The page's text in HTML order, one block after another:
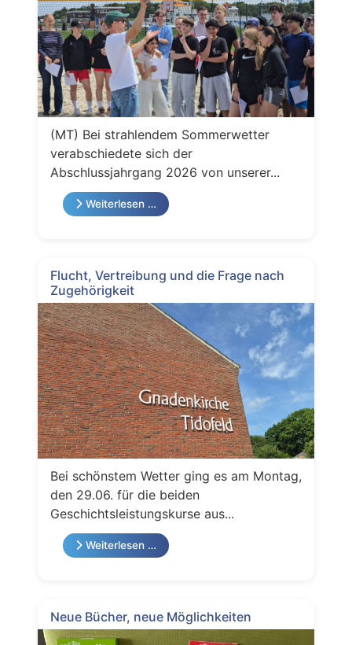
(MT) Bei strahlendem Sommerwetter
verabschiedete sich der
Abschlussjahrgang 2026 von unserer...
Weiterlesen …
Flucht, Vertreibung und die Frage nach
Zugehörigkeit
Bei schönstem Wetter ging es am Montag,
den 29.06. für die beiden
Geschichtsleistungskurse aus...
Weiterlesen …
Neue Bücher, neue Möglichkeiten